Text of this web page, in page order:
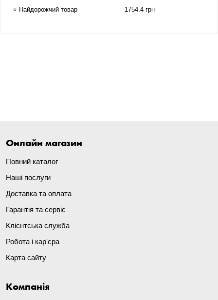
⭐ Найдорожчий товар 1754.4 грн
Онлайн магазин
Повний каталог
Наші послуги
Доставка та оплата
Гарантія та сервіс
Клієнтська служба
Робота і кар'єра
Карта сайту
Компанія